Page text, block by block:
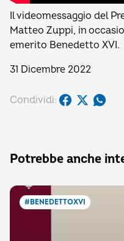
Il videomessaggio del
Matteo Zuppi, in
emerito Benedetto XVI.
31 Dicembre 2022
Condividi:
Potrebbe anche
#BENEDETTOXVI